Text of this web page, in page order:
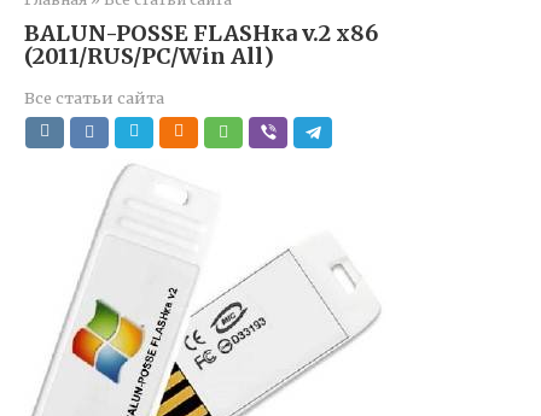
BALUN-POSSE FLASHка v.2 х86
(2011/RUS/PC/Win All)
Все статьи сайта